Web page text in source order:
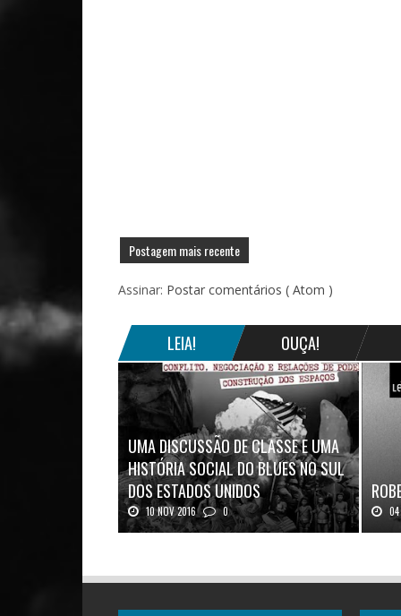
Postagem mais recente
Assinar: Postar comentários ( Atom )
LEIA! OUÇA!
UMA DISCUSSÃO DE CLASSE E UMA
HISTÓRIA SOCIAL DO BLUES NO SUL
DOS ESTADOS UNIDOS
10 NOV 2016 0
Mais uma ótima oportunidade de se
04